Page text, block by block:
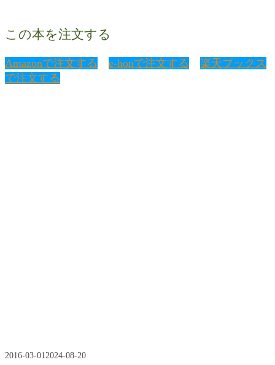
この本を注文する
Amazonで注文する e-honで注文する
楽天ブックス
で注文する
2016-03-012024-08-20